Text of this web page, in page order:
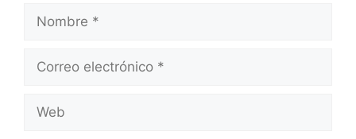
Nombre
Correo
Web